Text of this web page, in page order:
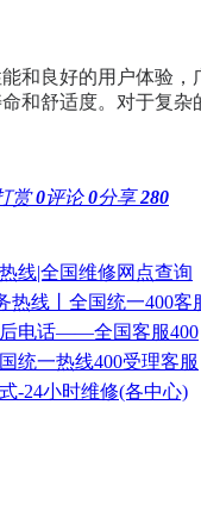
和良好的用户体验
和舒适度。对于复
赏0评论0分享280
线|全国维修网点查询
热线丨全国统一400客
后电话——全国客服400
统一热线400受理客服
-24小时维修(各中心)